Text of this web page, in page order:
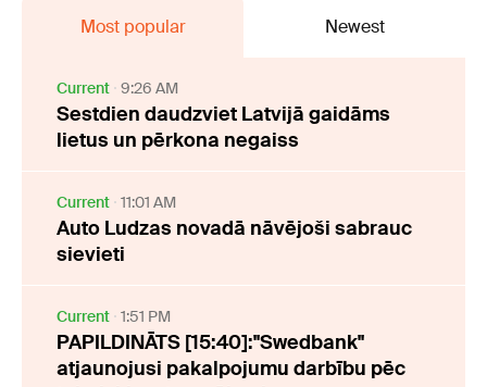
Most popular Newest
Current 9:26 AM
Sestdien daudzviet Latvijā gaidāms
lietus un pērkona negaiss
Current 11:01 AM
Auto Ludzas novadā nāvējoši sabrauc
sievieti
Current 1:51 PM
PAPILDINĀTS [15:40]:"Swedbank"
atjaunojusi pakalpojumu darbību pēc